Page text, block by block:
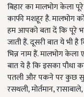
बिहार का मालभोग केला
काफी मशहूर है. मालभोग
हम आपको बता दें कि पूरे
जाती हैं. दूसरी बात ये भी
भिन्न नाम हैं. मालभोग
बात ये है कि इसका
पतली और पकने पर कुछ
रसथली, मोर्तमान,